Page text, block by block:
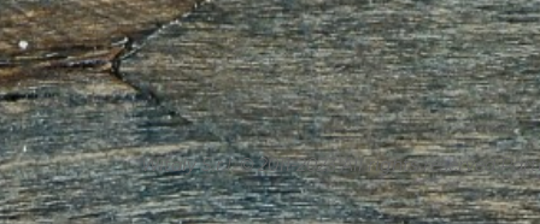
Witaly S.r.l. © 2011-2023 All rights reserved